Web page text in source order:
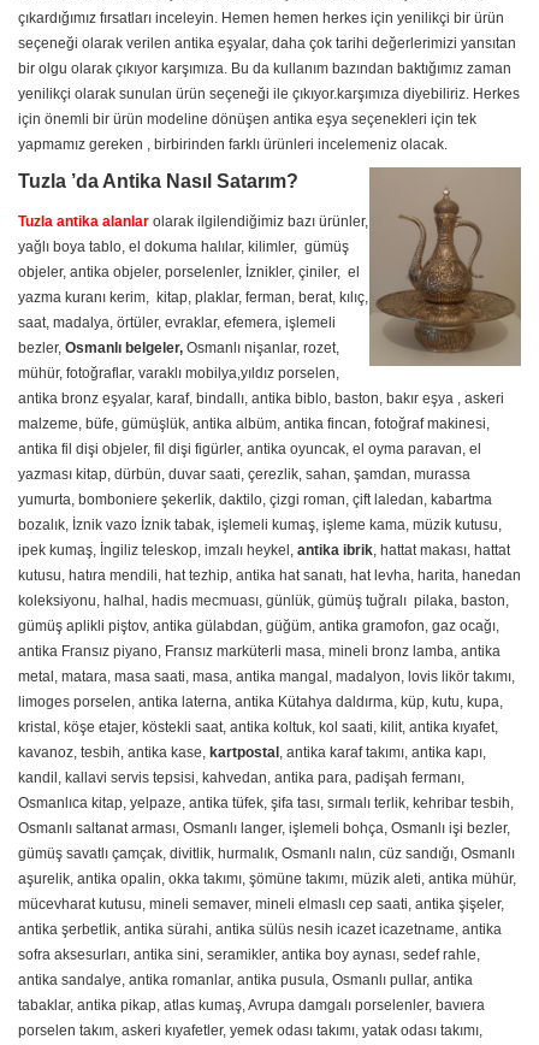
çıkardığımız fırsatları inceleyin. Hemen hemen herkes için yenilikçi bir ürün
seçeneği olarak verilen antika eşyalar, daha çok tarihi değerlerimizi yansıtan
bir olgu olarak çıkıyor karşımıza. Bu da kullanım bazından baktığımız zaman
yenilikçi olarak sunulan ürün seçeneği ile çıkıyor.karşımıza diyebiliriz. Herkes
için önemli bir ürün modeline dönüşen antika eşya seçenekleri için tek
yapmamız gereken , birbirinden farklı ürünleri incelemeniz olacak.
Tuzla ’da Antika Nasıl Satarım?
Tuzla antika alanlar olarak ilgilendiğimiz bazı ürünler,
yağlı boya tablo, el dokuma halılar, kilimler, gümüş
objeler, antika objeler, porselenler, İznikler, çiniler, el
yazma kuranı kerim, kitap, plaklar, ferman, berat, kılıç,
saat, madalya, örtüler, evraklar, efemera, işlemeli
bezler, Osmanlı belgeler, Osmanlı nişanlar, rozet,
mühür, fotoğraflar, varaklı mobilya,yıldız porselen,
antika bronz eşyalar, karaf, bindallı, antika biblo, baston, bakır eşya , askeri
malzeme, büfe, gümüşlük, antika albüm, antika fincan, fotoğraf makinesi,
antika fil dişi objeler, fil dişi figürler, antika oyuncak, el oyma paravan, el
yazması kitap, dürbün, duvar saati, çerezlik, sahan, şamdan, murassa
yumurta, bomboniere şekerlik, daktilo, çizgi roman, çift laledan, kabartma
bozalık, İznik vazo İznik tabak, işlemeli kumaş, işleme kama, müzik kutusu,
ipek kumaş, İngiliz teleskop, imzalı heykel, antika ibrik, hattat makası, hattat
kutusu, hatıra mendili, hat tezhip, antika hat sanatı, hat levha, harita, hanedan
koleksiyonu, halhal, hadis mecmuası, günlük, gümüş tuğralı pilaka, baston,
gümüş aplikli piştov, antika gülabdan, güğüm, antika gramofon, gaz ocağı,
antika Fransız piyano, Fransız marküterli masa, mineli bronz lamba, antika
metal, matara, masa saati, masa, antika mangal, madalyon, lovis likör takımı,
limoges porselen, antika laterna, antika Kütahya daldırma, küp, kutu, kupa,
kristal, köşe etajer, köstekli saat, antika koltuk, kol saati, kilit, antika kıyafet,
kavanoz, tesbih, antika kase, kartpostal , antika karaf takımı, antika kapı,
kandil, kallavi servis tepsisi, kahvedan, antika para, padişah fermanı,
Osmanlıca kitap, yelpaze, antika tüfek, şifa tası, sırmalı terlik, kehribar tesbih,
Osmanlı saltanat arması, Osmanlı langer, işlemeli bohça, Osmanlı işi bezler,
gümüş savatlı çamçak, divitlik, hurmalık, Osmanlı nalın, cüz sandığı, Osmanlı
aşurelik, antika opalin, okka takımı, şömüne takımı, müzik aleti, antika mühür,
mücevharat kutusu, mineli semaver, mineli elmaslı cep saati, antika şişeler,
antika şerbetlik, antika sürahi, antika sülüs nesih icazet icazetname, antika
sofra aksesurları, antika sini, seramikler, antika boy aynası, sedef rahle,
antika sandalye, antika romanlar, antika pusula, Osmanlı pullar, antika
tabaklar, antika pikap, atlas kumaş, Avrupa damgalı porselenler, bavıera
porselen takım, askeri kıyafetler, yemek odası takımı, yatak odası takımı,